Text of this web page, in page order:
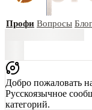
Профи Вопросы Блог
Добро пожаловать
Русскоязычное
категорий.